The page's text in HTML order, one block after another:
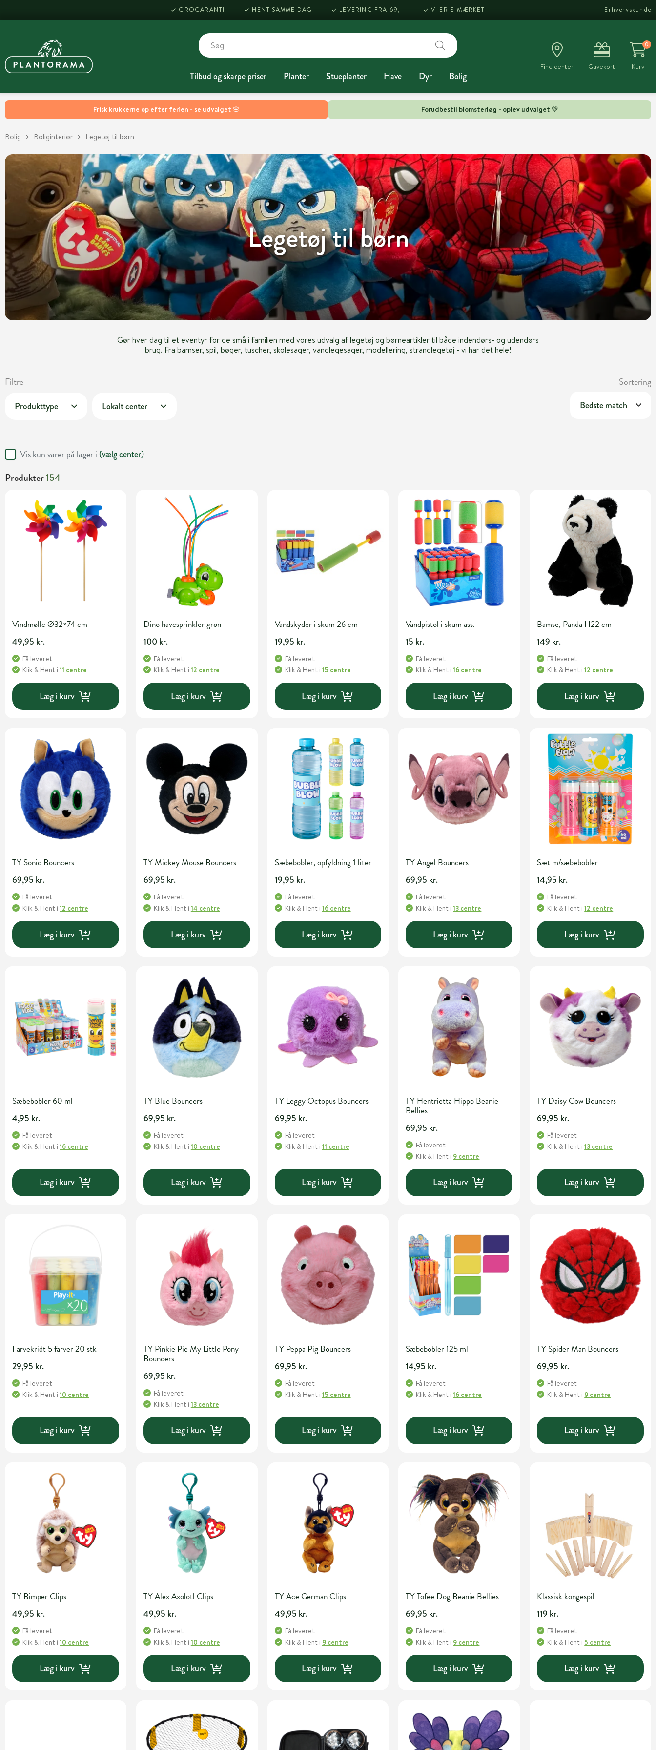
Frisk krukkerne op efter ferien - se udvalget 🌸 Forudbestil blomsterløg - oplev udvalget 💚
GROGARANTI HENT SAMME DAG LEVERING FRA 69,- VI ER E-MÆRKET Erhvervskunde
Tilbud og skarpe priser Planter Stueplanter Have Dyr Bolig
Find center Gavekort
0
Kurv
Bolig Boliginteriør Legetøj til børn
Legetøj til børn
Gør hver dag til et eventyr for de små i familien med vores udvalg af legetøj og børneartikler til både indendørs- og udendørs
brug. Fra bamser, spil, bøger, tuscher, skolesager, vandlegesager, modellering, strandlegetøj - vi har det hele!
Filtre Sortering
Produkttype Lokalt center
Vis kun varer på lager i (vælg center)
Produkter154
Vindmølle Ø32×74 cm
49,95 kr.
Få leveret
Klik & Hent i 11 centre
Læg i kurv
Dino havesprinkler grøn
100 kr.
Få leveret
Klik & Hent i 12 centre
Læg i kurv
Vandskyder i skum 26 cm
19,95 kr.
Få leveret
Klik & Hent i 15 centre
Læg i kurv
Vandpistol i skum ass.
15 kr.
Få leveret
Klik & Hent i16 centre
Læg i kurv
Bamse, Panda H22 cm
149 kr.
Få leveret
Klik & Hent i12 centre
Læg i kurv
TY Sonic Bouncers
69,95 kr.
Få leveret
Klik & Hent i 12 centre
Læg i kurv
TY Mickey Mouse Bouncers
69,95 kr.
Få leveret
Klik & Hent i 14 centre
Læg i kurv
Sæbebobler, opfyldning 1 liter
19,95 kr.
Få leveret
Klik & Hent i 16 centre
Læg i kurv
TY Angel Bouncers
69,95 kr.
Få leveret
Klik & Hent i13 centre
Læg i kurv
Sæt m/sæbebobler
14,95 kr.
Få leveret
Klik & Hent i12 centre
Læg i kurv
Sæbebobler 60 ml
4,95 kr.
Få leveret
Klik & Hent i 16 centre
Læg i kurv
TY Blue Bouncers
69,95 kr.
Få leveret
Klik & Hent i 10 centre
Læg i kurv
TY Leggy Octopus Bouncers
69,95 kr.
Få leveret
Klik & Hent i 11 centre
Læg i kurv
TY Hentrietta Hippo Beanie
Bellies
69,95 kr.
Få leveret
Klik & Hent i 9 centre
Læg i kurv
TY Daisy Cow Bouncers
69,95 kr.
Få leveret
Klik & Hent i13 centre
Læg i kurv
Farvekridt 5 farver 20 stk
29,95 kr.
Få leveret
Klik & Hent i 10 centre
Læg i kurv
TY Pinkie Pie My Little Pony
Bouncers
69,95 kr.
Få leveret
Klik & Hent i 13 centre
Læg i kurv
TY Peppa Pig Bouncers
69,95 kr.
Få leveret
Klik & Hent i 15 centre
Læg i kurv
Sæbebobler 125 ml
14,95 kr.
Få leveret
Klik & Hent i16 centre
Læg i kurv
TY Spider Man Bouncers
69,95 kr.
Få leveret
Klik & Hent i 9 centre
Læg i kurv
TY Bimper Clips
49,95 kr.
Få leveret
Klik & Hent i 10 centre
Læg i kurv
TY Alex Axolotl Clips
49,95 kr.
Få leveret
Klik & Hent i 10 centre
Læg i kurv
TY Ace German Clips
49,95 kr.
Få leveret
Klik & Hent i 9 centre
Læg i kurv
TY Tofee Dog Beanie Bellies
69,95 kr.
Få leveret
Klik & Hent i 9 centre
Læg i kurv
Klassisk kongespil
119 kr.
Få leveret
Klik & Hent i5 centre
Læg i kurv